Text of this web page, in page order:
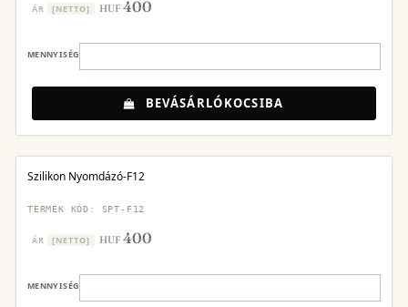
ÁR [NETTO] HUF400
MENNYISÉG
BEVÁSÁRLÓKOCSIBA
Szilikon Nyomdázó-F12
TERMÉK KÓD: SPT-F12
ÁR [NETTO] HUF400
MENNYISÉG